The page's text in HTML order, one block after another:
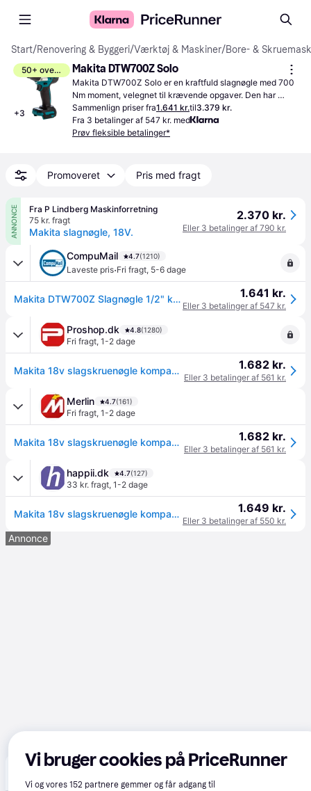
Start/Renovering & Byggeri/Værktøj & Maskiner/Bore- &
50+ overvåger
+3
Makita DTW700Z Solo
Makita DTW700Z Solo er en kraftfuld slagnøgle med 700
Nm moment, velegnet til krævende opgaver. Den har
justerbar hastighed og LED-lys for øget synlighed.
Sammenlign priser fra1.641 kr.til3.379 kr.
Fra 3 betalinger af 547 kr. med
Prøv fleksible betalinger*
Promoveret Pris med fragt
ANNONCE
Fra P Lindberg Maskinforretning
75 kr. fragt
Makita slagnøgle, 18V.
2.370 kr.
Eller 3 betalinger af 790 kr.
CompuMail 4.7(1210)
Laveste pris·Fri fragt, 5-6 dage
Makita DTW700Z Slagnøgle 1/2" kvadratisk drev --> På vej ind, levering hos dig 13-08-2026 1.641 kr.
Eller 3 betalinger af 547 kr.
Proshop.dk 4.8(1280)
Fri fragt, 1-2 dage
Makita 18v slagskruenøgle kompakt 1/2 dtw700z 700nm solo u/batterier og lader 1.682 kr.
Eller 3 betalinger af 561 kr.
Merlin 4.7(161)
Fri fragt, 1-2 dage
Makita 18v slagskruenøgle kompakt 1/2 dtw700z 700nm solo u/batterier og lader 1.682 kr.
Eller 3 betalinger af 561 kr.
happii.dk 4.7(127)
33 kr. fragt, 1-2 dage
Makita 18v slagskruenøgle kompakt 1/2 dtw700z 700nm solo u/batterier og lader 1.649 kr.
Eller 3 betalinger af 550 kr.
Annonce
CS MEGASTORE 4.5 (1861)
Fri fragt ,
Vi bruger cookies på PriceRunner
Vi og vores 152 partnere gemmer og får adgang til